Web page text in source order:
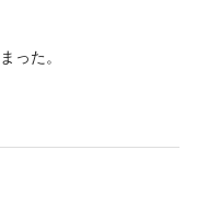
った。